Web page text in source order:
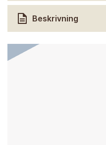
Beskrivning